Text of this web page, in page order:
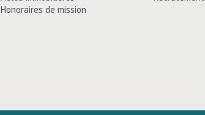
Honoraires de mission